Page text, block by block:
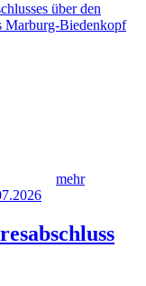
über den
Marburg-Biedenkopf
mehr